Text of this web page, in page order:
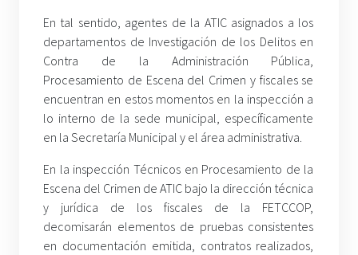
En tal sentido, agentes de la ATIC asignados a los
departamentos de Investigación de los Delitos en
Contra de la Administración Pública,
Procesamiento de Escena del Crimen y fiscales se
encuentran en estos momentos en la inspección a
lo interno de la sede municipal, específicamente
en la Secretaría Municipal y el área administrativa.
En la inspección Técnicos en Procesamiento de la
Escena del Crimen de ATIC bajo la dirección técnica
y jurídica de los fiscales de la FETCCOP,
decomisarán elementos de pruebas consistentes
en documentación emitida, contratos realizados,